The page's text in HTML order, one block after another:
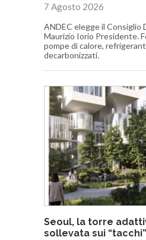
7 Agosto 2026
ANDEC elegge il
Maurizio Iorio Presidente.
pompe di calore,
decarbonizzati.
Seoul, la torre
sollevata sui “tacchi”